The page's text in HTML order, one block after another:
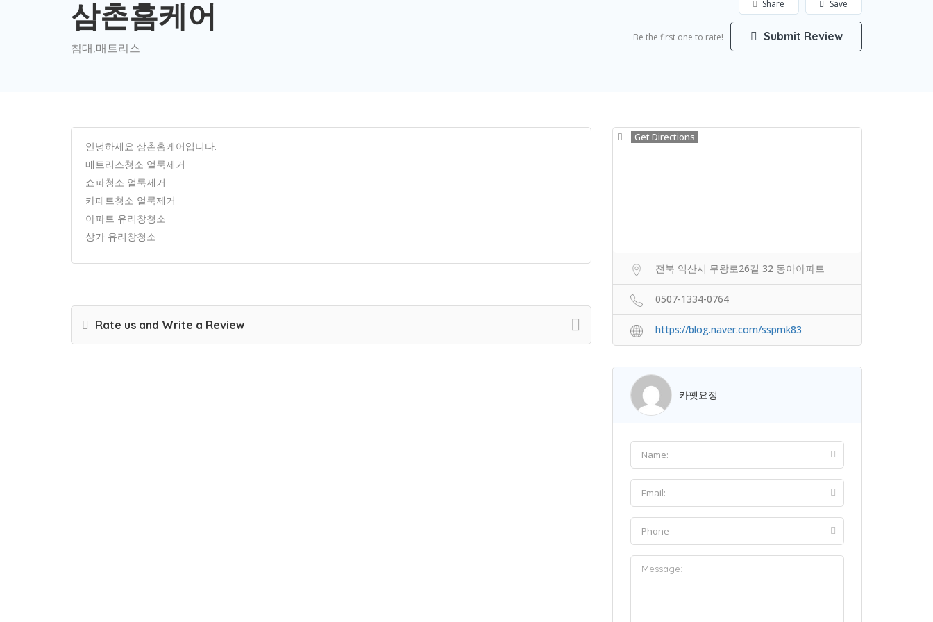
삼촌홈케어
침대,매트리스
Save
Share
Be the first one to rate! Submit Review
안녕하세요 삼촌홈케어입니다.
매트리스청소 얼룩제거
쇼파청소 얼룩제거
카페트청소 얼룩제거
아파트 유리창청소
상가 유리창청소
Rate us and Write a Review
Get Directions
전북 익산시 무왕로26길 32 동아아파트
0507-1334-0764
https://blog.naver.com/sspmk83
카펫요정